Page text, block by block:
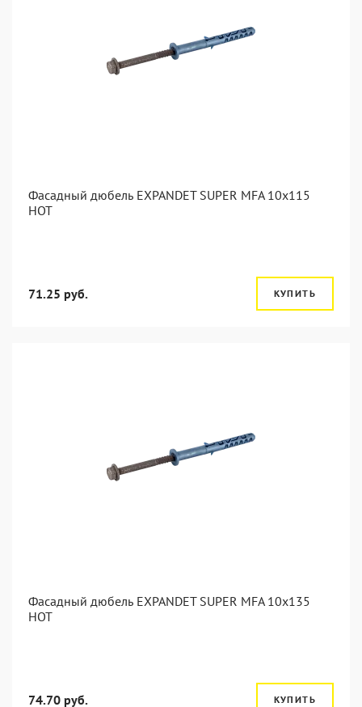
Фасадный дюбель EXPANDET SUPER MFA 10x115
HOT
71.25 руб. КУПИТЬ
Фасадный дюбель EXPANDET SUPER MFA 10x135
HOT
74.70 руб. КУПИТЬ